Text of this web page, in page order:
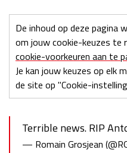
De inhoud op deze pagina
om jouw cookie-keuzes te
cookie-voorkeuren aan te
Je kan jouw keuzes op elk
de site op "Cookie-
Terrible news. RIP
— Romain Grosjean